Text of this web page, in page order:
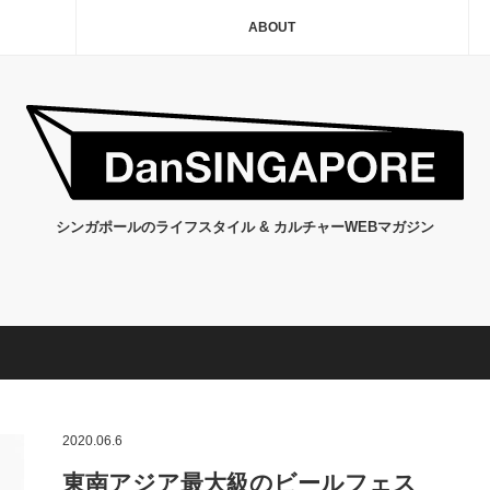
ABOUT
シンガポールのライフスタイル & カルチャーWEBマガジン
2020.06.6
東南アジア最大級のビールフェス